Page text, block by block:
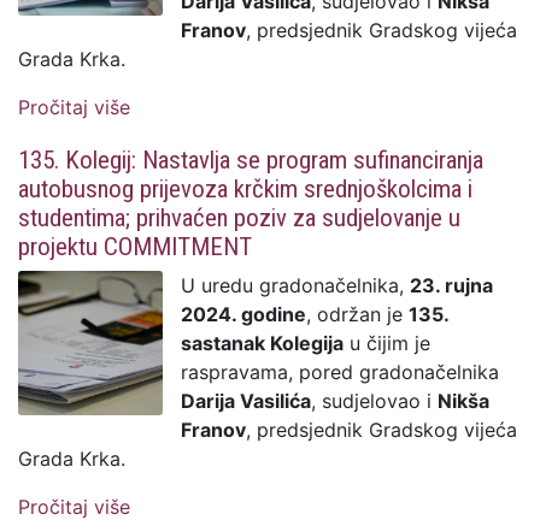
Franov, predsjednik Gradskog vijeća
Grada Krka.
Pročitaj više
Katarina Frankopan imenovana Irena Žic-
Orlić; najavljeni radovi na ugradnji
dekorativne rasvjete na istočnom dijelu
gradskih bedema
135. Kolegij: Nastavlja se program sufinanciranja
autobusnog prijevoza krčkim srednjoškolcima i
studentima; prihvaćen poziv za sudjelovanje u
projektu COMMITMENT
U uredu gradonačelnika, 23. rujna
2024. godine, održan je 135.
sastanak Kolegija u čijim je
raspravama, pored gradonačelnika
Darija Vasilića, sudjelovao i Nikša
Franov, predsjednik Gradskog vijeća
Grada Krka.
Pročitaj više